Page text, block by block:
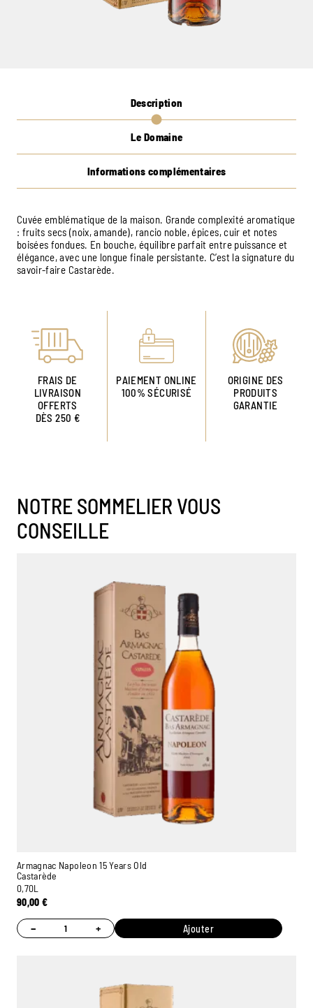
Description
Le Domaine
Informations complémentaires
Cuvée emblématique de la maison. Grande complexité aromatique
: fruits secs (noix, amande), rancio noble, épices, cuir et notes
boisées fondues. En bouche, équilibre parfait entre puissance et
élégance, avec une longue finale persistante. C’est la signature du
savoir-faire Castarède.
FRAIS DE
LIVRAISON
OFFERTS
DÈS 250 €
PAIEMENT ONLINE
100% SÉCURISÉ
ORIGINE DES
PRODUITS
GARANTIE
NOTRE SOMMELIER VOUS
CONSEILLE
Armagnac Napoleon 15 Years Old
Castarède
0,70L
90,00€
− + Ajouter